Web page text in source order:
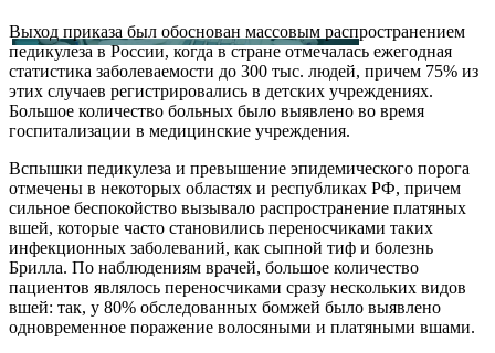
Выход приказа был обоснован массовым распространением
педикулеза в России, когда в стране отмечалась ежегодная
статистика заболеваемости до 300 тыс. людей, причем 75% из
этих случаев регистрировались в детских учреждениях.
Большое количество больных было выявлено во время
госпитализации в медицинские учреждения.
Вспышки педикулеза и превышение эпидемического порога
отмечены в некоторых областях и республиках РФ, причем
сильное беспокойство вызывало распространение платяных
вшей, которые часто становились переносчиками таких
инфекционных заболеваний, как сыпной тиф и болезнь
Брилла. По наблюдениям врачей, большое количество
пациентов являлось переносчиками сразу нескольких видов
вшей: так, у 80% обследованных бомжей было выявлено
одновременное поражение волосяными и платяными вшами.